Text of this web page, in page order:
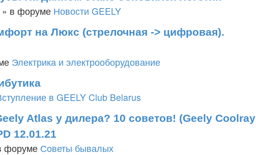
» в форуме Новости GEELY
на Люкс (стрелочная -> цифровая).
Электрика и электрооборудование
в GEELY Club Belarus
Atlas у дилера? 10 советов! (Geely Coolray
12.01.21
форуме Советы бывалых